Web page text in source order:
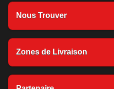
Nous Trouver
Zones de Livraison